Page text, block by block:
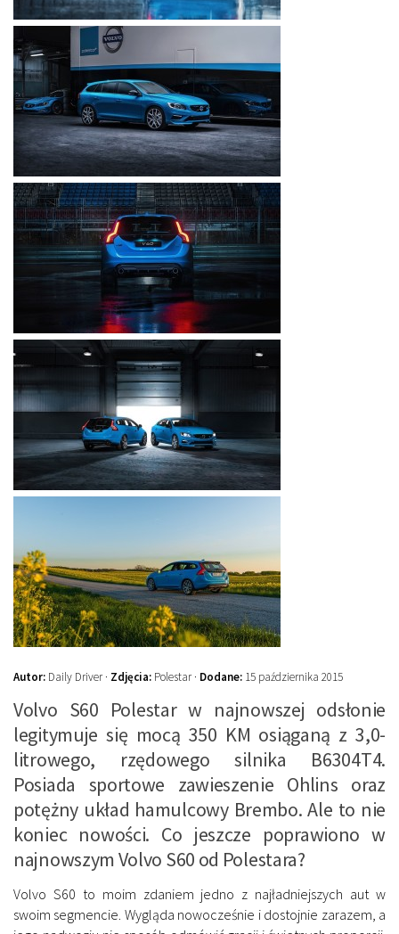
Autor: Daily Driver · Zdjęcia: Polestar · Dodane: 15 października 2015
Volvo S60 Polestar w najnowszej odsłonie
legitymuje się mocą 350 KM osiąganą z 3,0-
litrowego, rzędowego silnika B6304T4.
Posiada sportowe zawieszenie Ohlins oraz
potężny układ hamulcowy Brembo. Ale to nie
koniec nowości. Co jeszcze poprawiono w
najnowszym Volvo S60 od Polestara?
Volvo S60 to moim zdaniem jedno z najładniejszych aut w
swoim segmencie. Wygląda nowocześnie i dostojnie zarazem, a